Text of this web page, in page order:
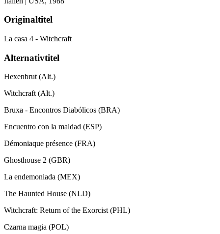
Originaltitel
La casa 4 - Witchcraft
Alternativtitel
Hexenbrut (Alt.)
Witchcraft (Alt.)
Bruxa - Encontros Diabólicos (BRA)
Encuentro con la maldad (ESP)
Démoniaque présence (FRA)
Ghosthouse 2 (GBR)
La endemoniada (MEX)
The Haunted House (NLD)
Witchcraft: Return of the Exorcist (PHL)
Czarna magia (POL)